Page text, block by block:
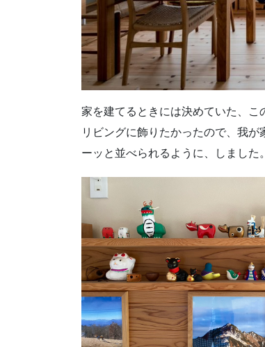
家を建てるときには決めていた、こ
リビングに飾りたかったので、我
ーッと並べられるように、しました。